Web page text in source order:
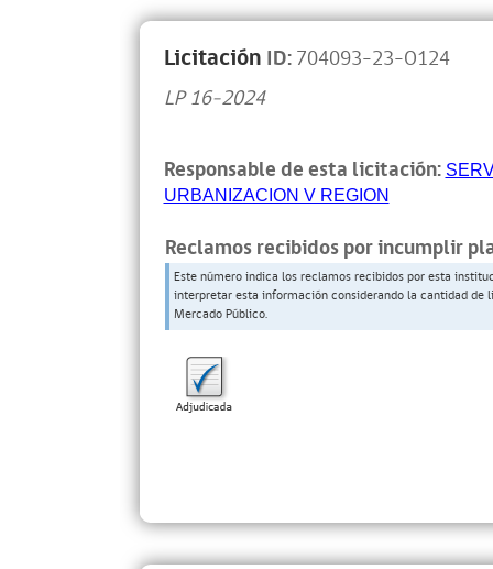
Licitación ID:704093-23-O124
LP 16-2024
Responsable de esta licitación:
URBANIZACION V REGION
Reclamos recibidos por incumplir
Este número indica los reclamos recibidos por esta
interpretar esta información considerando la cantidad
Mercado Público.